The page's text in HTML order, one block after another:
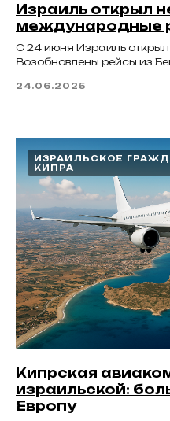
Израиль открыл
международные
С 24 июня Израиль
Возобновлены рейсы из
24.06.2025
ИЗРАИЛЬСКОЕ
КИПРА
Кипрская
израильской:
Европу